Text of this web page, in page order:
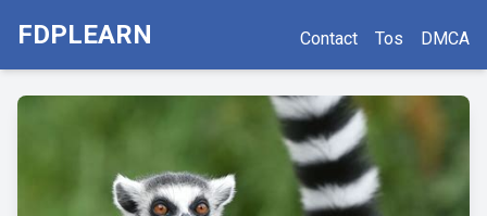
FDPLEARN Contact Tos DMCA